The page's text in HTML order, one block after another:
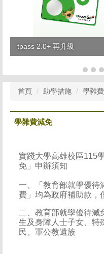
tpass 2.0+ 再升級
首頁 助學措施 學雜
學雜費減免
實踐大學高雄校區115
免」申辦須知
一、「教育部就學優待
費」均為政府補助款，
二、教育部就學優待減
生及身障人士子女、特
民、軍公教遺族